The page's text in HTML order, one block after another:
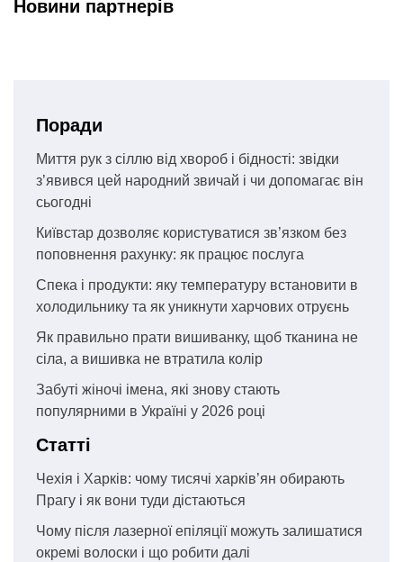
Новини партнерів
Поради
Миття рук з сіллю від хвороб і бідності: звідки
з’явився цей народний звичай і чи допомагає він
сьогодні
Київстар дозволяє користуватися зв’язком без
поповнення рахунку: як працює послуга
Спека і продукти: яку температуру встановити в
холодильнику та як уникнути харчових отруєнь
Як правильно прати вишиванку, щоб тканина не
сіла, а вишивка не втратила колір
Забуті жіночі імена, які знову стають
популярними в Україні у 2026 році
Статті
Чехія і Харків: чому тисячі харків’ян обирають
Прагу і як вони туди дістаються
Чому після лазерної епіляції можуть залишатися
окремі волоски і що робити далі